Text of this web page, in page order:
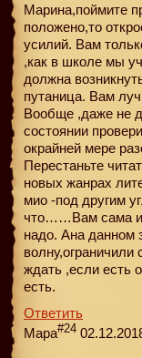
Марина,поймите
положено,то
усилий. Вам
,как в школе мы
должна
путаница. Вам
Вообще ,даже не
состоянии
окрайней мере
Перестаньте
новых жанрах
мио -под другим
что……Вам сама
надо. Ана данном
ждать ,если есть
есть.
Ответить
Мара#24